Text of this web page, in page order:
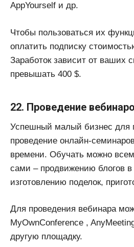
AppYourself и др.
Чтобы пользоваться их
оплатить подписку
Заработок зависит от ваших
превышать 400 $.
22. Проведение
Успешный малый бизнес для
проведение онлайн-
времени. Обучать можно
сами – продвижению блогов в
изготовлению поделок,
Для проведения вебинара
MyOwnConference ,
другую площадку.